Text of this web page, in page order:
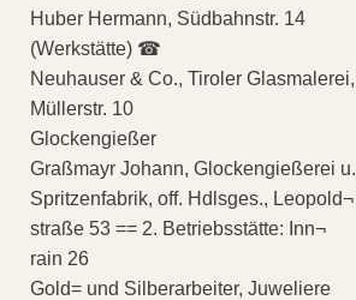
Huber Hermann, Südbahnstr. 14
(Werkstätte) ☎
Neuhauser & Co., Tiroler Glasmalerei,
Müllerstr. 10
Glockengießer
Graßmayr Johann, Glockengießerei u.
Spritzenfabrik, off. Hdlsges., Leopold¬
straße 53 == 2. Betriebsstätte: Inn¬
rain 26
Gold= und Silberarbeiter, Juweliere